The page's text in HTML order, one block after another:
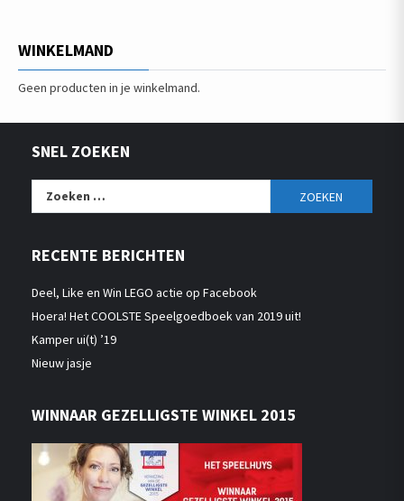
WINKELMAND
Geen producten in je winkelmand.
SNEL ZOEKEN
Zoeken
RECENTE BERICHTEN
Deel, Like en Win LEGO actie op Facebook
Hoera! Het COOLSTE Speelgoedboek van 2019 uit!
Kamper ui(t) ’19
Nieuw jasje
WINNAAR GEZELLIGSTE WINKEL 2015